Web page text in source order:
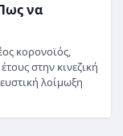
να
κορονοϊός,
στην κινεζική
λοίμωξη